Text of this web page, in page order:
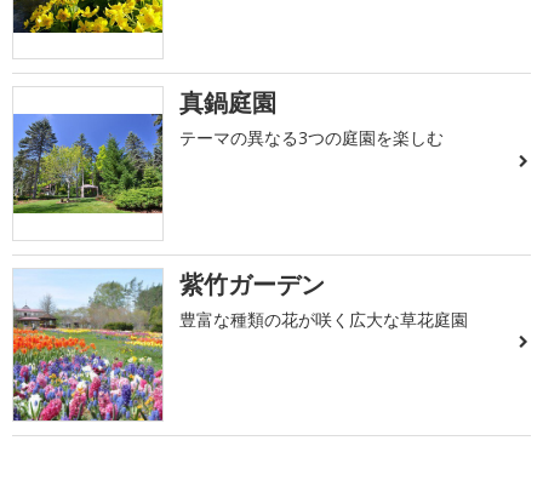
真鍋庭園
テーマの異なる3つの庭園を楽しむ
紫竹ガーデン
豊富な種類の花が咲く広大な草花庭園